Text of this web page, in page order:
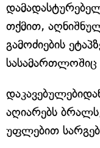
თქმით,
გამოძიების
აღიარებს
უფლებით